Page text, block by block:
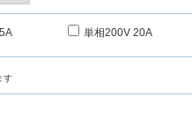
単相200V 20A
す